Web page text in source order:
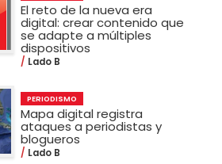
El reto de la nueva era
digital: crear contenido que
se adapte a múltiples
dispositivos
Lado B
PERIODISMO
Mapa digital registra
ataques a periodistas y
blogueros
Lado B